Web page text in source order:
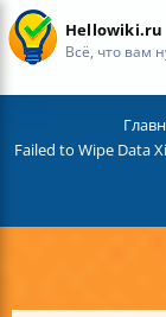
Hellowiki.ru
Всё, что вам
Failed to Wipe Data